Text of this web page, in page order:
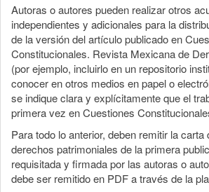
Autoras o autores pueden realizar otros
independientes y adicionales para la
de la versión del artículo publicado en
Constitucionales. Revista Mexicana de
(por ejemplo, incluirlo en un repositorio
conocer en otros medios en papel o
se indique clara y explícitamente que el
primera vez en Cuestiones
Para todo lo anterior, deben remitir la
derechos patrimoniales de la primera
requisitada y firmada por las autoras o
debe ser remitido en PDF a través de la